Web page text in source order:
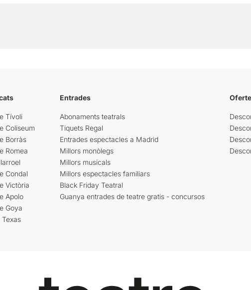
Tívoli
Coliseum
Borràs
Romea
Condal
Victòria
Apolo
Goya
Texas
Entrades
Abonaments teatrals
Tiquets Regal
Entrades espectacles a Madrid
Millors monòlegs
Millors musicals
Millors espectacles familiars
Black Friday Teatral
Guanya entrades de teatre gratis - concursos